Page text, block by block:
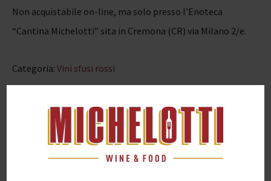
Non acquistabile on-line, ma solo presso l’Enoteca
“Cantina Michelotti” sita in Cremona (CR) via Milano 2/e.
Categoria: Vini sfusi rossi